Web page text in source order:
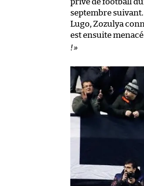
privé de football
septembre suivant.
Lugo, Zozulya
est ensuite
!»